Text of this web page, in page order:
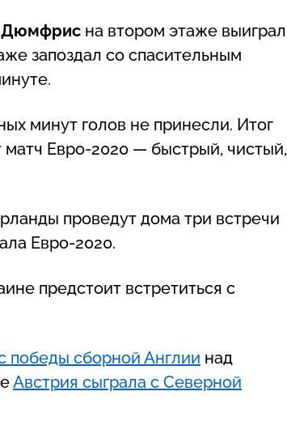
Дюмфрис на втором этаже выиграл
запоздал со спасительным
минут голов не принесли. Итог
Евро-2020 — быстрый, чистый,
проведут дома три встречи
Евро-2020.
предстоит встретиться с
победы сборной Англии над
Австрия сыграла с Северной